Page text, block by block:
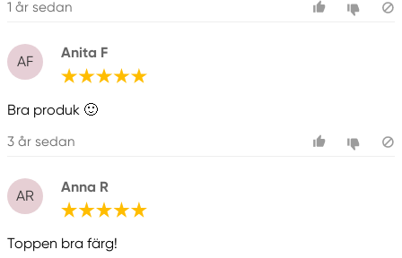
1 år sedan
AF
Anita F
Bra produk 🙂
3 år sedan
AR
Anna R
Toppen bra färg!